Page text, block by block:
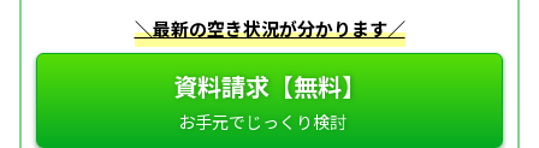
＼最新の空き状況が分かります／
資料請求【無料】